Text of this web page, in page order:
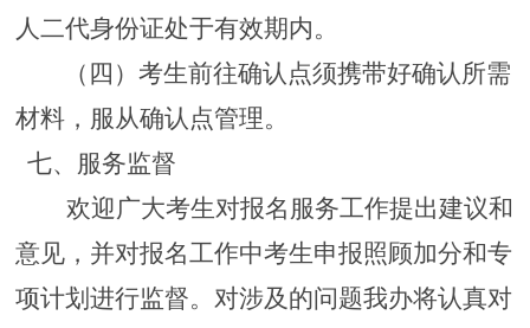
人二代身份证处于有效期内。
（四）考生前往确认点须携带好确认所需
材料， 服从确认点管理。
七、服务监督
欢迎广大考生对报名服务工作提出建议和
意见，并对报名工作中考生申报照顾加分和专
项计划 进行监督。对涉及的问题我办将认真对